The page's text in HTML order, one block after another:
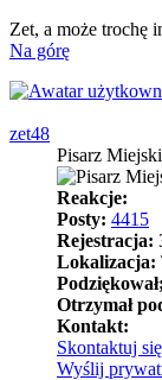
Zet, a może trochę
Na górę
zet48
Pisarz Miejski
Reakcje:
Posty: 4415
Rejestracja:
Lokalizacja:
Otrzymał
Kontakt:
Skontaktuj
Wyślij